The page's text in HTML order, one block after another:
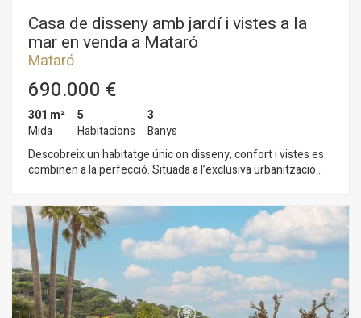
Casa de disseny amb jardí i vistes a la
mar en venda a Mataró
Mataró
690.000 €
301 m²
Mida
5
Habitacions
3
Banys
Descobreix un habitatge únic on disseny, confort i vistes es
combinen a la perfecció. Situada a l’exclusiva urbanització
Distribuïda en dues plantes, la propietat ha estat concebuda
per oferir el màxim confort i funcionalitat. A la planta baixa,
destinada a la zona de nit, trobem un pràctic despatx ideal per
al teletreball, juntament amb quatre àmplies habitacions, una
d’elles una magnífica suite que garanteix privacitat i confort.
Totes elles tenen sortida directa a l’espaiós jardí de més de
300 m² i a la piscina comunitària. En aquest mateix nivell,